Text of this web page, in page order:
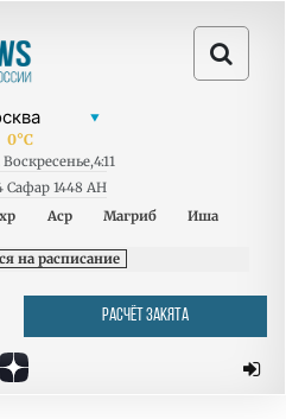
0°C
Воскресенье,4:11
Сафар 1448 AH
Аср Магриб Иша
на расписание
РАСЧЁТ ЗАКЯТА